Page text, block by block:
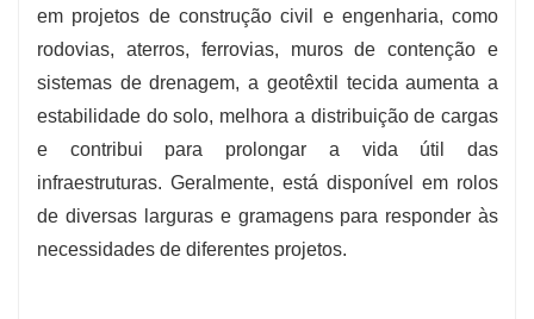
- Largura e comprimento dos rolos: tamanhos
de rolo personalizados para se adequarem ao
layout do seu projeto e reduzir o desperdício de
material
em projetos de construção civil e engenharia, como
rodovias, aterros, ferrovias, muros de contenção e
sistemas de drenagem, a geotêxtil tecida aumenta a
estabilidade do solo, melhora a distribuição de cargas
e contribui para prolongar a vida útil das
infraestruturas. Geralmente, está disponível em rolos
de diversas larguras e gramagens para responder às
necessidades de diferentes projetos.